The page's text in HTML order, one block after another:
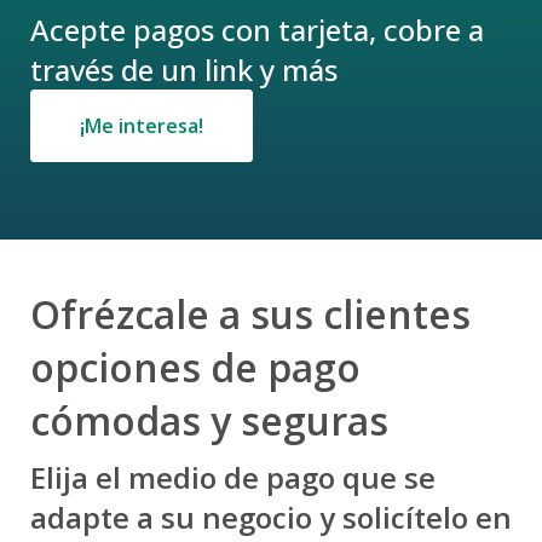
Virtual Banking
Lafiseid
LAFITicket
Banca Seguros
Préstamos
Préstamos de Vivienda
Adelanto de Salario
Generación Link remesa LAFISE
Promociones Eventuales
Tarjetas
Fideicomisos
Open Banking
Comercios Afiliados
Pago Planillas
Acceso en Línea
LAFISE Advisor App
Financiamiento Exclusivo
Tarjeta Infinite Visa
Acepte pagos con tarjeta, cobre a
través de un link y más
¡Me interesa!
Ofrézcale a sus clientes
opciones de pago
cómodas y seguras
Elija el medio de pago que se
adapte a su negocio y solicítelo en